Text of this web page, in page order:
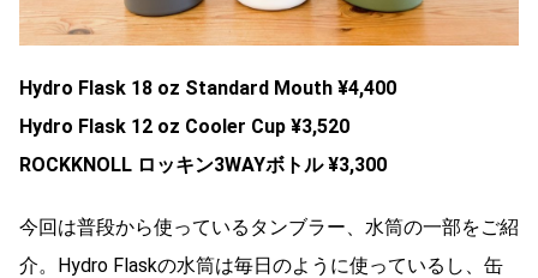
Hydro Flask 18 oz Standard Mouth ¥4,400
Hydro Flask 12 oz Cooler Cup ¥3,520
ROCKKNOLL ロッキン3WAYボトル ¥3,300
今回は普段から使っているタンブラー、水筒の一部をご紹
介。Hydro Flaskの水筒は毎日のように使っているし、缶